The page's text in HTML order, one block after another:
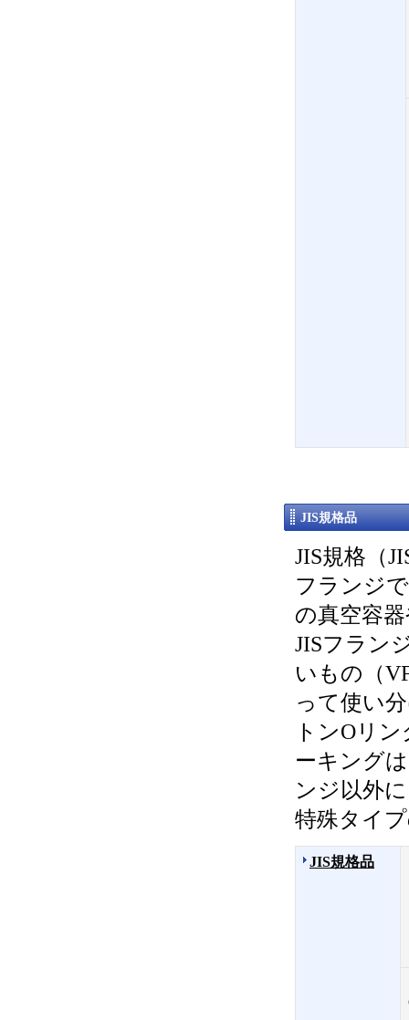
JIS規格品
JIS規格（
フランジ
の真空容
JISフラン
いもの（
って使い
トンOリ
ーキング
ンジ以外
特殊タイ
JIS規格品